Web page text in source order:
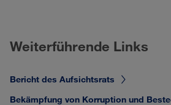
Weiterführende Links
Bericht des Aufsichtsrats
Bekämpfung von Korruption und